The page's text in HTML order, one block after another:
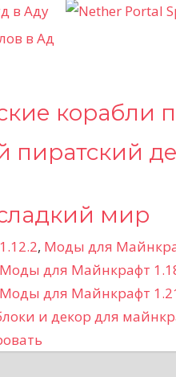
в Аду
в Ад
корабли
пиратский
мир
, Моды для
Моды для Майнкрафт
Моды для Майнкрафт
и декор для